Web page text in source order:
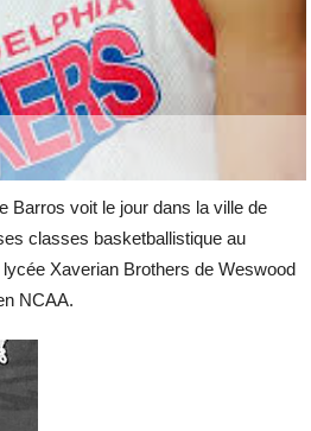
Barros voit le jour dans la ville de
classes basketballistique au
Xaverian Brothers de Weswood
NCAA.